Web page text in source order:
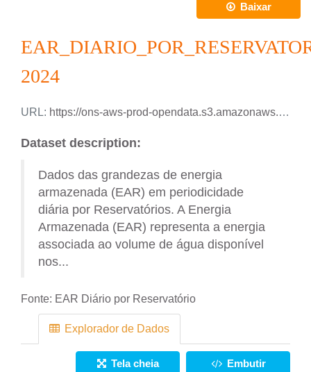
Baixar
2024
URL: https://ons-aws-prod-opendata.s3.amazonaws.com/dataset/ear_reservatorio_di/EAR_DIARIO_RESERVATORIOS_2024.xlsx
Dataset description:
Dados das grandezas de energia
armazenada (EAR) em periodicidade
diária por Reservatórios. A Energia
Armazenada (EAR) representa a energia
associada ao volume de água disponível
nos...
Fonte: EAR Diário por Reservatório
Explorador de Dados
Tela cheia Embutir